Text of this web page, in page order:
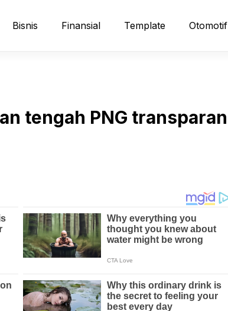
Bisnis Finansial Template Otomotif
tengah PNG transparan